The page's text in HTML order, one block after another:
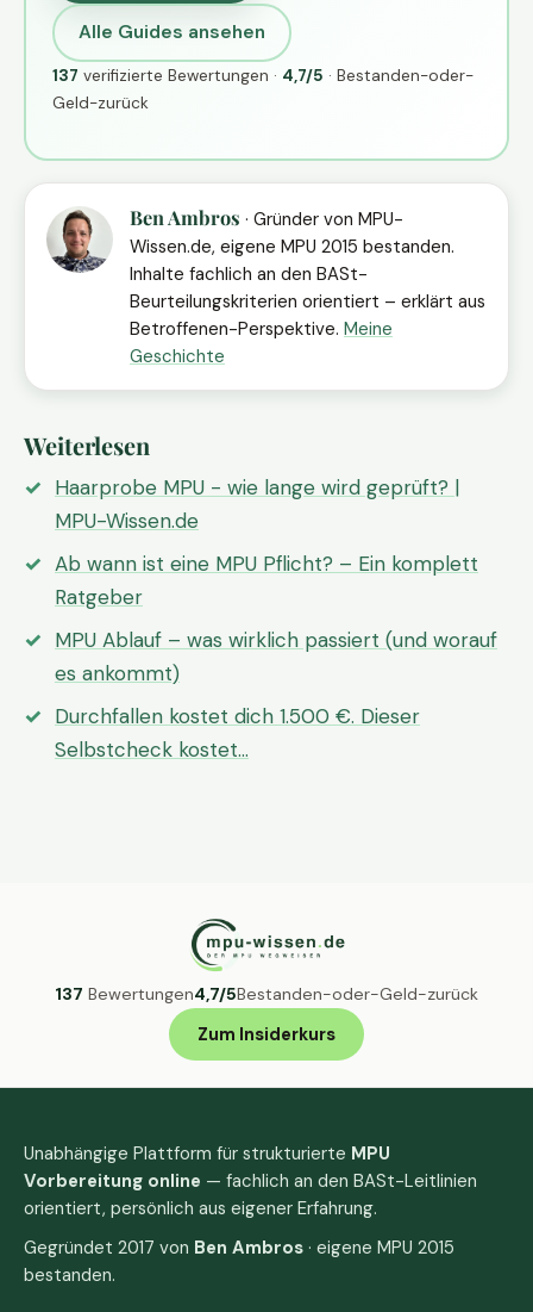
Alle Guides ansehen
137 verifizierte Bewertungen · 4,7/5 · Bestanden-oder-
Geld-zurück
Ben Ambros · Gründer von MPU-
Wissen.de, eigene MPU 2015 bestanden.
Inhalte fachlich an den BASt-
Beurteilungskriterien orientiert – erklärt aus
Betroffenen-Perspektive. Meine
Geschichte
Weiterlesen
Haarprobe MPU - wie lange wird geprüft? |
MPU-Wissen.de
Ab wann ist eine MPU Pflicht? – Ein komplett
Ratgeber
MPU Ablauf – was wirklich passiert (und worauf
es ankommt)
Durchfallen kostet dich 1.500 €. Dieser
Selbstcheck kostet…
137 Bewertungen4,7/5Bestanden-oder-Geld-zurück
Zum Insiderkurs
Unabhängige Plattform für strukturierte MPU
Vorbereitung online — fachlich an den BASt-Leitlinien
orientiert, persönlich aus eigener Erfahrung.
Gegründet 2017 von Ben Ambros · eigene MPU 2015
bestanden.